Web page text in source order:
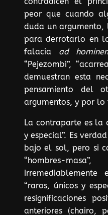
peor que cuando
duda un
para derrotarlo en
falacia ad
“Pejezombi”,
demuestran esta
pensamiento del
argumentos, y por
La contraparte es la
y especial”. Es
bajo el sol, pero si
“hombres-
“raros, únicos y
resignificaciones
anteriores (chairo,